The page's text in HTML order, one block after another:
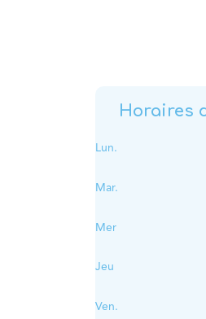
Horaires
Lun.
Mar.
Mer
Jeu
Ven.